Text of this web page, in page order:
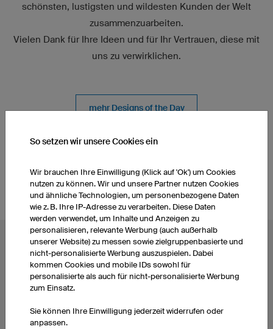
schönsten, lustigsten und wildesten Kunden der Welt
zusammenzuarbeiten.
Vielen Dank für Ihre Ideen und für Ihr Vertrauen, diese mit
uns zu verwirklichen.
mehr Designs of the Day
Referenzen Athleten und Teams
BELIEBTE THEMEN
Radtrikots
Fußballtrikots
Laufshirts bedrucken
Eishockeytrikots
Esporttrikots
Darttrikots
Hoodies bedrucken
So setzen wir unsere Cookies ein
Wir brauchen Ihre Einwilligung (Klick auf 'Ok') um Cookies
nutzen zu können. Wir und unsere Partner nutzen Cookies
und ähnliche Technologien, um personenbezogene Daten
wie z. B. Ihre IP-Adresse zu verarbeiten. Diese Daten
werden verwendet, um Inhalte und Anzeigen zu
personalisieren, relevante Werbung (auch außerhalb
unserer Website) zu messen sowie zielgruppenbasierte und
nicht-personalisierte Werbung auszuspielen. Dabei
kommen Cookies und mobile IDs sowohl für
personalisierte als auch für nicht-personalisierte Werbung
zum Einsatz.
Sie können Ihre Einwilligung jederzeit widerrufen oder
anpassen.